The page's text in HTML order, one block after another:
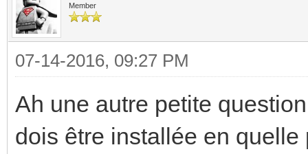
Member
07-14-2016, 09:27 PM
Ah une autre petite
dois être installée en